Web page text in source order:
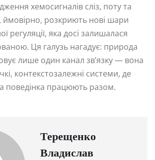
хемосигналів сліз, поту та
ймовірно, розкриють нові шари
регуляції, яка досі залишалася
Ця галузь нагадує: природа
лише один канал зв’язку — вона
контекстозалежні системи, де
поведінка працюють разом.
Терещенко
Владислав